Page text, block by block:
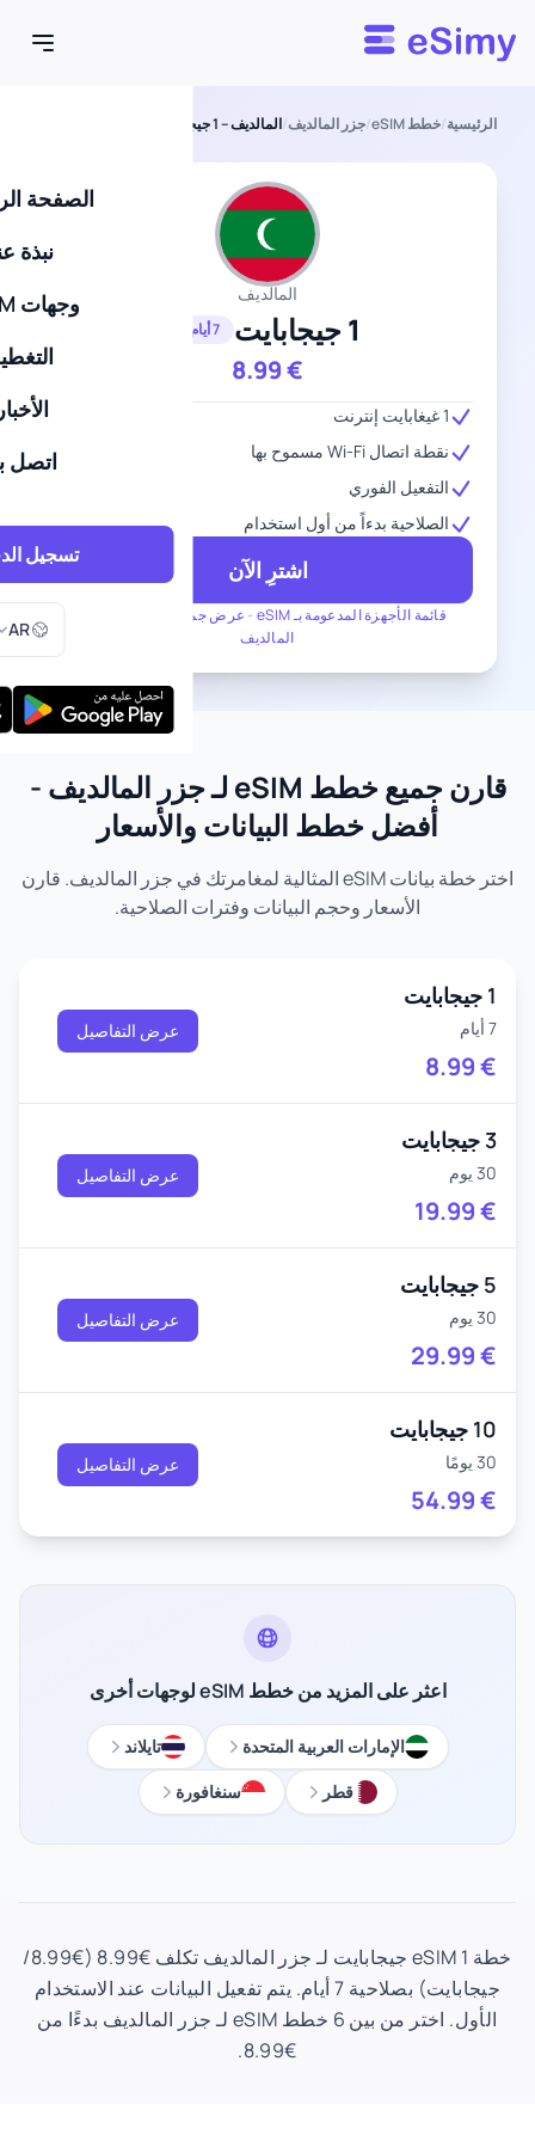
Esimy
الصفحة
نبذة
وجهات eSIM
اتصل
تسجيل
AR
اختر
الرئيسية/خطط eSIM /جزر المالديف/المالديف – 1 جيجابايت – 7 أيام
المالديف
1 جيجابايت 7 أيام
8.99€
قائمة الأجهزة المدعومة بـ eSIM - عرض جميع الخطط لـ جزر
المالديف
1 غيغابايت إنترنت
نقطة اتصال Wi-Fi مسموح بها
التفعيل الفوري
الصلاحية بدءاً من أول استخدام
اشترِ الآن
قارن جميع خطط eSIM لـ جزر المالديف -
أفضل خطط البيانات والأسعار
اختر خطة بيانات eSIM المثالية لمغامرتك في جزر المالديف. قارن
الأسعار وحجم البيانات وفترات الصلاحية.
1 جيجابايت
7 أيام
8.99€
عرض التفاصيل
3 جيجابايت
30 يوم
19.99€
عرض التفاصيل
5 جيجابايت
30 يوم
29.99€
عرض التفاصيل
10 جيجابايت
30 يومًا
54.99€
عرض التفاصيل
اعثر على المزيد من خطط eSIM لوجهات أخرى
الإمارات العربية المتحدة
تايلاند
قطر
سنغافورة
خطة eSIM 1 جيجابايت لـ جزر المالديف تكلف €8.99 (€8.99/
جيجابايت) بصلاحية 7 أيام. يتم تفعيل البيانات عند الاستخدام
الأول. اختر من بين 6 خطط eSIM لـ جزر المالديف بدءًا من
€8.99.